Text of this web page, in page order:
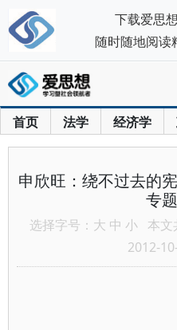
首页 法学 经济学
申欣旺：绕不过去的
专
选择字号： 大 中 小 本文
2012-
下载爱思
随时随地阅读